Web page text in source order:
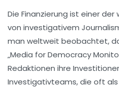
Die Finanzierung ist einer
von investigativem
man weltweit beobachtet,
„Media for Democracy
Redaktionen ihre
Investigativteams, die oft